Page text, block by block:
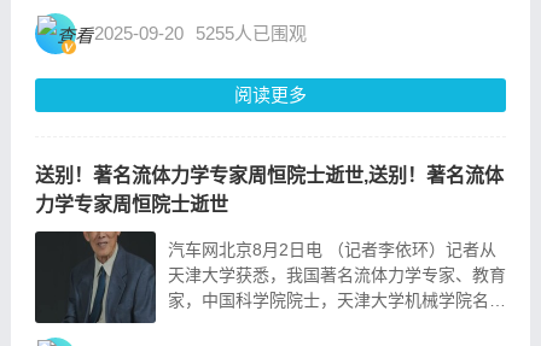
公开信息显示，存储芯片涉及芯片设计
龙、德明利等）...
2025-09-20 5255人已围观
阅读更多
送别！著名流体力学专家周恒院士逝世,送别！著名流体
力学专家周恒院士逝世
汽车网北京8月2日电 （记者李依环）记者从
天津大学获悉，我国著名流体力学专家、教育
家，中国科学院院士，天津大学机械学院名誉